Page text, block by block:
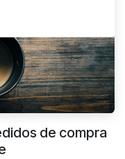
de compra